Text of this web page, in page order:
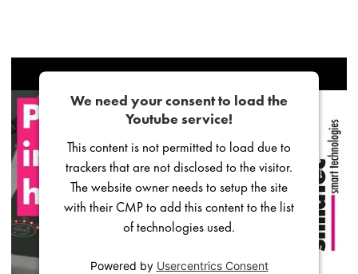
We need your consent to load the
Youtube service!
This content is not permitted to load due to
trackers that are not disclosed to the visitor.
The website owner needs to setup the site
with their CMP to add this content to the list
of technologies used.
Powered by Usercentrics Consent